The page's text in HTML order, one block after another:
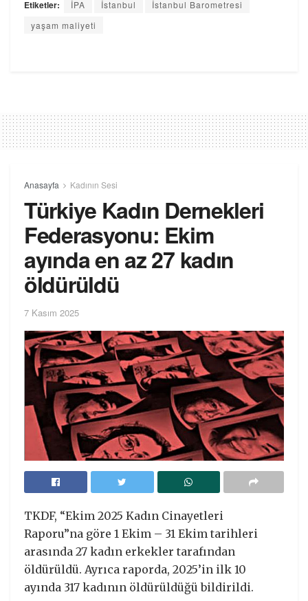
Etiketler: İPA İstanbul
İstanbul Barometresi
yaşam maliyeti
Anasayfa Kadının Sesi
Türkiye Kadın Dernekleri
Federasyonu: Ekim
ayında en az 27 kadın
öldürüldü
7 Kasım 2025
TKDF, “Ekim 2025 Kadın Cinayetleri
Raporu”na göre 1 Ekim – 31 Ekim tarihleri
arasında 27 kadın erkekler tarafından
öldürüldü. Ayrıca raporda, 2025’in ilk 10
ayında 317 kadının öldürüldüğü bildirildi.